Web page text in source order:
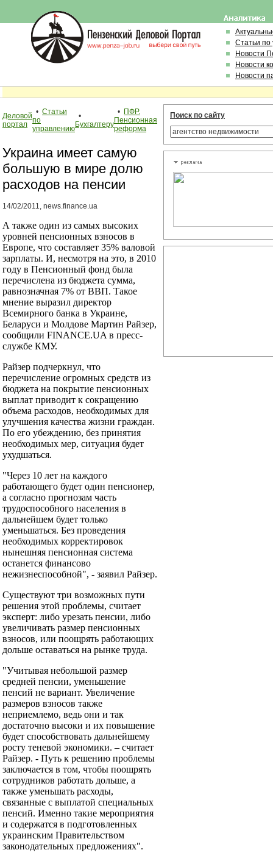
Статьи по
Новости
Новости
Новости
Деловой
портал
• Статьи
по
управлению
•
Бухгалтеру
• ПФР.
Пенсионная
реформа
Украина имеет самую
большую в мире долю
расходов на пенсии
14/02/2011, news.finance.ua
А также один из самых высоких
уровней пенсионных взносов в
Европе, что составляет 35% валовой
зарплаты. И, несмотря на это, в 2010
году в Пенсионный фонд была
перечислена из бюджета сумма,
равнозначная 7% от ВВП. Такое
мнение выразил директор
Всемирного банка в Украине,
Беларуси и Молдове Мартин Райзер,
сообщили FINANCE.UA в пресс-
службе КМУ.
Райзер подчеркнул, что
перечисление огромных средств из
бюджета на покрытие пенсионных
выплат приводит к сокращению
объема расходов, необходимых для
улучшения качества жизни граждан.
По его убеждению, без принятия
необходимых мер, ситуация будет
ухудшаться.
"Через 10 лет на каждого
работающего будет один пенсионер,
а согласно прогнозам часть
трудоспособного населения в
дальнейшем будет только
уменьшаться. Без проведения
необходимых корректировок
нынешняя пенсионная система
останется финансово
нежизнеспособной", - заявил Райзер.
Существуют три возможных пути
решения этой проблемы, считает
эксперт: либо урезать пенсии, либо
увеличивать размер пенсионных
взносов, или поощрять работающих
дольше оставаться на рынке труда.
"Учитывая небольшой размер
средней пенсии, уменьшение
пенсий не вариант. Увеличение
размеров взносов также
неприемлемо, ведь они и так
достаточно высоки и их повышение
будет способствовать дальнейшему
росту теневой экономики. – считает
Райзер. - Путь к решению проблемы
заключается в том, чтобы поощрять
сотрудников работать дольше, а
также уменьшать расходы,
связанные с выплатой специальных
пенсий. Именно такие мероприятия
и содержатся в подготовленных
украинским Правительством
законодательных предложениях".
Поиск по сайту